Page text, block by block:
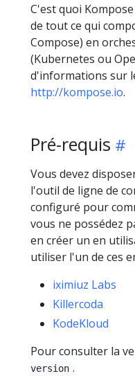
C'est quoi
de tout ce qui
Compose) en
(Kubernetes ou
d'informations sur
http://kompose.io.
Pré-requis
Vous devez
l'outil de ligne de
configuré pour
vous ne possédez
en créer un en
utiliser l'un de ces
iximiuz Labs
Killercoda
KodeKloud
Pour consulter la
version .